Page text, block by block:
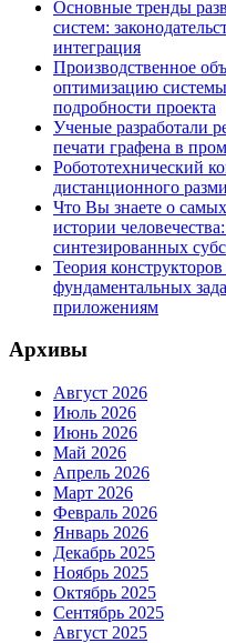
Основные тренды
систем:
интеграция
Производственное
оптимизацию
подробности проекта
Ученые разработали
печати графена в
Робототехнический
дистанционного
Что Вы знаете о
истории
синтезированных
Теория
фундаментальных
приложениям
Архивы
Август 2026
Июль 2026
Июнь 2026
Май 2026
Апрель 2026
Март 2026
Февраль 2026
Январь 2026
Декабрь 2025
Ноябрь 2025
Октябрь 2025
Сентябрь 2025
Август 2025